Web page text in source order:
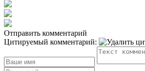
Отправить комментарий
Цитируемый комментарий: